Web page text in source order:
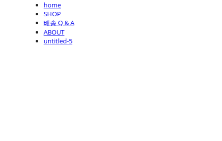
home
SHOP
배송 Q & A
ABOUT
untitled-5